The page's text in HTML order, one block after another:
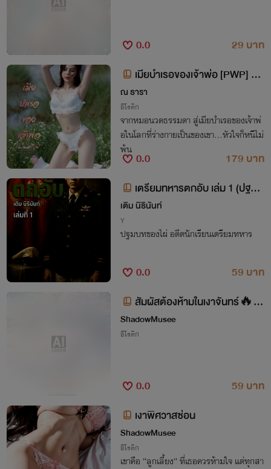
0.0
29 บาท
เมียบำเรอของเจ้าพ่อ [PWP] +
[BDSM] + [NC30+]
ณ ธารา
อีโรติก
จากหมอนวดธรรมดา สู่เมียบำเรอของเจ้าพ่
อในโลกที่ร่างกายเป็นของเขา…หัวใจก็หนีไม่
พ้น
0.0
179 บาท
เตรียมทหารตกอับ เล่ม 1 (ปฐมบ
ทของไผ่)
เติม นิธินันท์
Y
ปฐมบทของไผ่ อดีตนักเรียนเตรียมทหาร
0.0
59 บาท
สัมผัสต้องห้ามในเงาจันทร์🔥[N
c]❤️‍🔥🔞🔥
ShadowMusee
อีโรติก
0.0
59 บาท
เงาพิศวาสซ่อน
ShadowMusee
อีโรติก
เขาคือ “ลูกเลี้ยง” ที่เธอควรห้ามใจ แต่ทุกสา